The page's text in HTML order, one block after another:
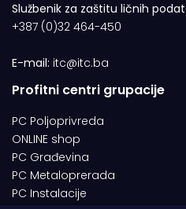
Službenik za zaštitu ličnih
+387 (0)32 464-450
E-mail: itc@itc.ba
Profitni centri grupacije
PC Poljoprivreda
ONLINE shop
PC Građevina
PC Metaloprerada
PC Instalacije